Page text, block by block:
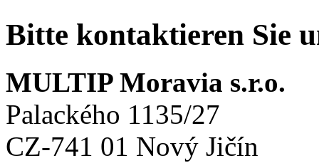
Bitte kontaktieren Sie
MULTIP Moravia s.r.o.
Palackého 1135/27
CZ-741 01 Nový Jičín